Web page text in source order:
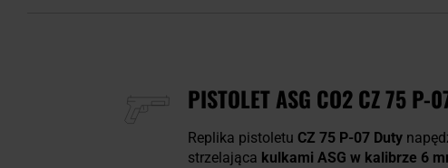
PISTOLET ASG CO2 CZ 75 P-
Replika pistoletu CZ 75 P-07 Duty
strzelająca kulkami ASG w kalibrze 6